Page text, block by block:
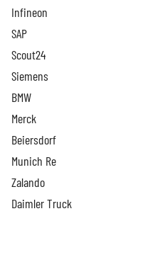
Infineon
SAP
Scout24
Siemens
BMW
Merck
Beiersdorf
Munich Re
Zalando
Daimler Truck